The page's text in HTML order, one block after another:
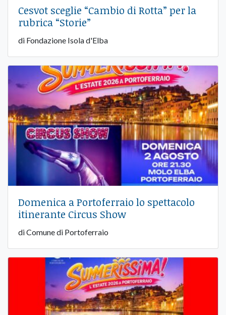
Cesvot sceglie “Cambio di Rotta” per la
rubrica “Storie”
di Fondazione Isola d'Elba
Domenica a Portoferraio lo spettacolo
itinerante Circus Show
di Comune di Portoferraio